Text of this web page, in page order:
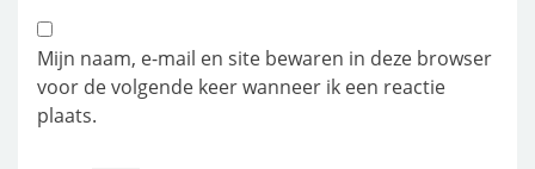
Mijn naam, e-mail en site bewaren in deze browser
voor de volgende keer wanneer ik een reactie
plaats.